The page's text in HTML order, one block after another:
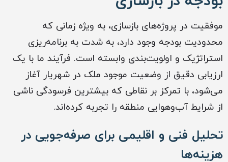
موفقیت در پروژه‌های بازسازی، به ویژه زمانی که
محدودیت بودجه وجود دارد، به شدت به برنامه‌ریزی
استراتژیک و اولویت‌بندی وابسته است. فرآیند ما با یک
ارزیابی دقیق از وضعیت موجود ملک در شهریار آغاز
می‌شود، با تمرکز بر نقاطی که بیشترین فرسودگی ناشی
از شرایط آب‌وهوایی منطقه را تجربه کرده‌اند.
تحلیل فنی و اقلیمی برای صرفه‌جویی در
هزینه‌ها